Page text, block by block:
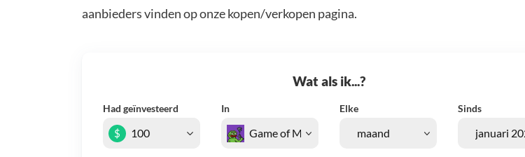
aanbieders vinden op onze kopen/verkopen pagina.
Wat als ik...?
Had geïnvesteerd In Elke Sinds
$